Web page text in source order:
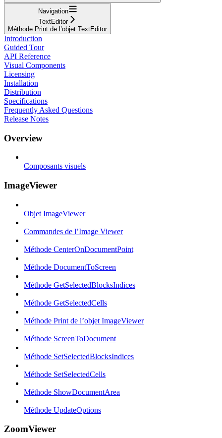
Navigation
TextEditor
Méthode Print de l’objet TextEditor
Introduction
Guided Tour
API Reference
Visual Components
Licensing
Installation
Distribution
Specifications
Frequently Asked Questions
Release Notes
Overview
Composants visuels
ImageViewer
Objet ImageViewer
Commandes de l’Image Viewer
Méthode CenterOnDocumentPoint
Méthode DocumentToScreen
Méthode GetSelectedBlocksIndices
Méthode GetSelectedCells
Méthode Print de l’objet ImageViewer
Méthode ScreenToDocument
Méthode SetSelectedBlocksIndices
Méthode SetSelectedCells
Méthode ShowDocumentArea
Méthode UpdateOptions
ZoomViewer